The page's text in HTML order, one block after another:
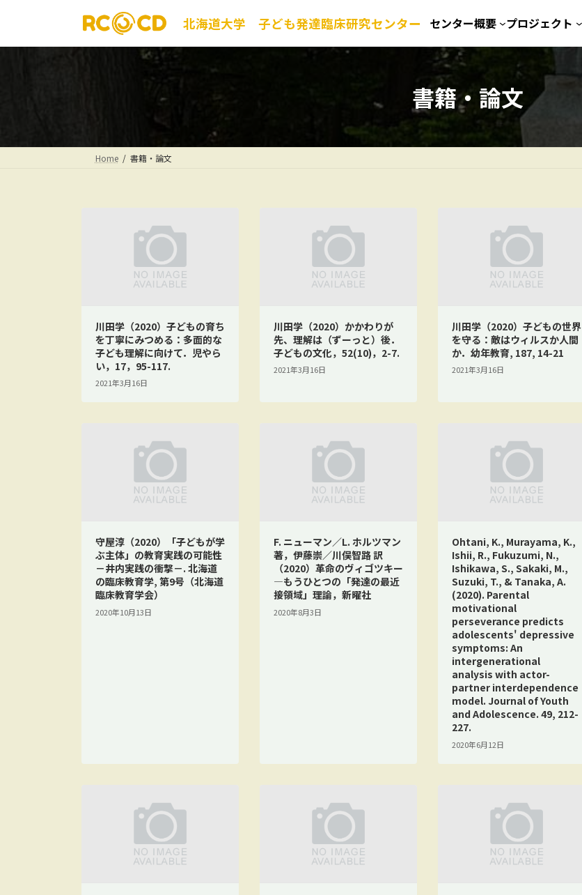
グ
ル
北海道大学 子ども発達臨床研究センター センター概要 プロジェクト
書籍・論文
Home 書籍・論文
川田学（2020）子どもの育ち
を丁寧にみつめる：多面的な
子ども理解に向けて．児やら
い，17，95-117.
2021年3月16日
川田学（2020）かかわりが
先、理解は（ずーっと）後．
子どもの文化，52(10)，2-7.
2021年3月16日
川田学（2020）子どもの世界
を守る：敵はウィルスか人間
か．幼年教育, 187, 14-21
2021年3月16日
守屋淳（2020）「子どもが学
ぶ主体」の教育実践の可能性
－井内実践の衝撃－. 北海道
の臨床教育学, 第9号（北海道
臨床教育学会）
2020年10月13日
F. ニューマン／L. ホルツマン
著，伊藤崇／川俣智路 訳
（2020）革命のヴィゴツキー
―もうひとつの「発達の最近
接領域」理論，新曜社
2020年8月3日
Ohtani, K., Murayama, K.,
Ishii, R., Fukuzumi, N.,
Ishikawa, S., Sakaki, M.,
Suzuki, T., & Tanaka, A.
(2020). Parental
motivational
perseverance predicts
adolescents' depressive
symptoms: An
intergenerational
analysis with actor-
partner interdependence
model. Journal of Youth
and Adolescence. 49, 212-
227.
2020年6月12日